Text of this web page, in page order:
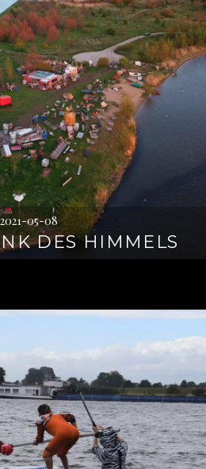
2021-05-08
DES HIMMELS